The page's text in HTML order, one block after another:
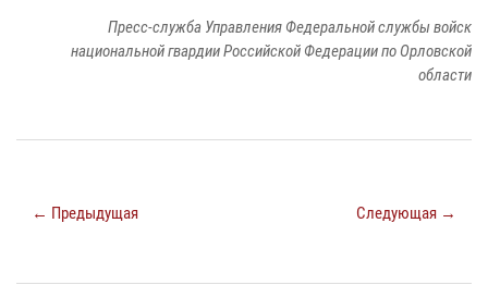
Пресс-служба Управления Федеральной службы войск
национальной гвардии Российской Федерации по Орловской
области
← Предыдущая Следующая →